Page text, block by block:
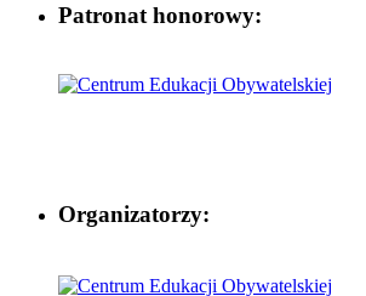
Patronat honorowy:
Organizatorzy: